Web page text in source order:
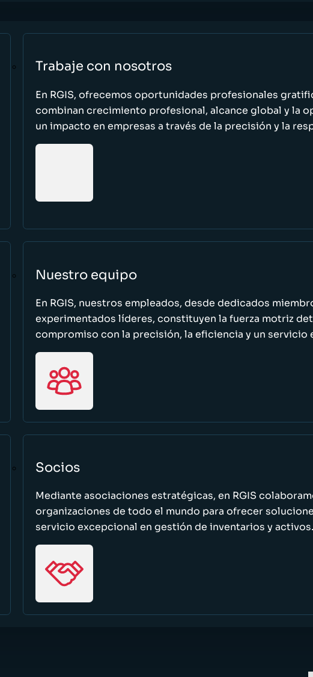
Trabaje con nosotros
En RGIS, ofrecemos oportunidades profesionales
combinan crecimiento profesional, alcance global y la
un impacto en empresas a través de la precisión y la
Nuestro equipo
En RGIS, nuestros empleados, desde dedicados
experimentados líderes, constituyen la fuerza motriz
compromiso con la precisión, la eficiencia y un servicio
Socios
Mediante asociaciones estratégicas, en RGIS
organizaciones de todo el mundo para ofrecer
servicio excepcional en gestión de inventarios y activos.